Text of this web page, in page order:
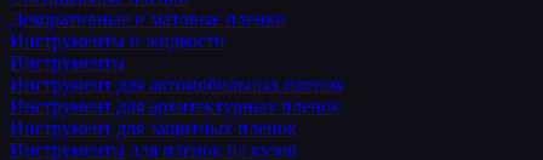
Декоративные и матовые пленки
Инструменты и жидкости
Инструменты
Инструмент для автомобильных пленок
Инструмент для архитектурных пленок
Инструмент для защитных пленок
Инструменты для пленок на кузов